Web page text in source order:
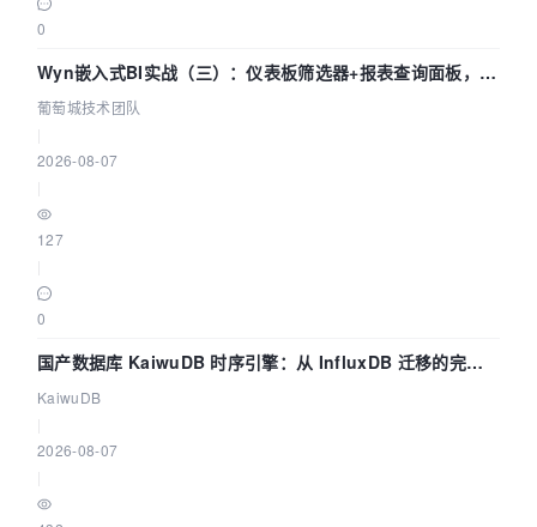
0
Wyn嵌入式BI实战（三）：仪表板筛选器+报表查询面板，参
数联动全闭环
葡萄城技术团队
2026-08-07
127
0
国产数据库 KaiwuDB 时序引擎：从 InfluxDB 迁移的完整
技术路径
KaiwuDB
2026-08-07